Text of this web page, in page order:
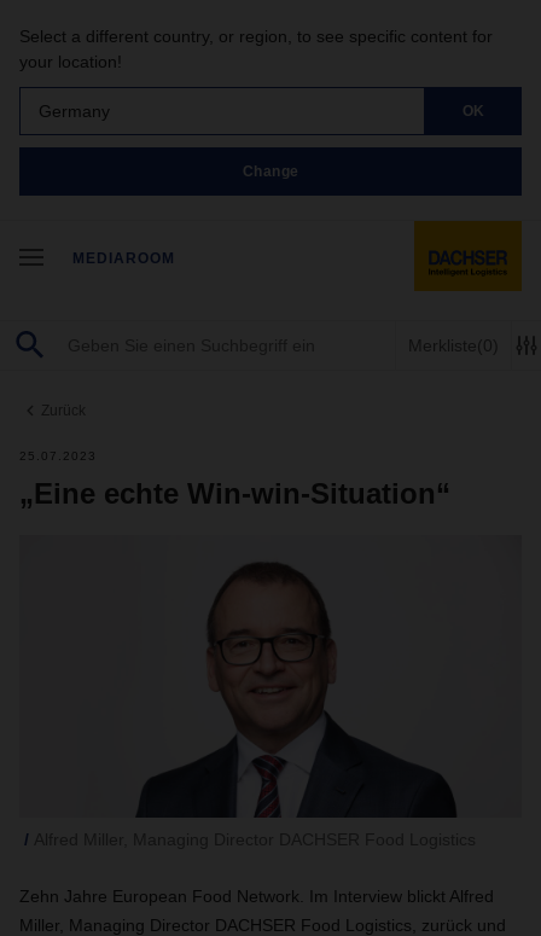
Select a different country, or region, to see specific content for
your location!
Germany OK
Change
MEDIAROOM
Merkliste(0)
Zurück
25.07.2023
„Eine echte Win-win-Situation“
Zehn Jahre European Food Network. Im Interview blickt Alfred
Miller, Managing Director DACHSER Food Logistics, zurück und